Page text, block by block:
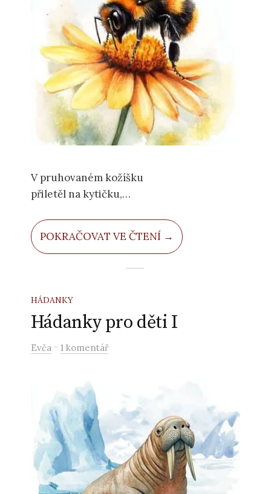
V pruhovaném kožíšku
přiletěl na kytičku,
nezlomil jí stoneček.
POKRAČOVAT VE ČTENÍ →
HÁDANKY
Hádanky pro děti I
Evča - 1 komentář